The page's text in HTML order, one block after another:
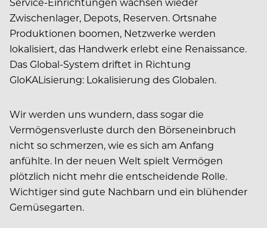
Zwischenlager, Depots, Reserven. Ortsnahe
Produktionen boomen, Netzwerke werden
lokalisiert, das Handwerk erlebt eine Renaissance.
Das Global-System driftet in Richtung
GloKALisierung: Lokalisierung des Globalen.
Wir werden uns wundern, dass sogar die
Vermögensverluste durch den Börseneinbruch
nicht so schmerzen, wie es sich am Anfang
anfühlte. In der neuen Welt spielt Vermögen
plötzlich nicht mehr die entscheidende Rolle.
Wichtiger sind gute Nachbarn und ein blühender
Gemüsegarten.